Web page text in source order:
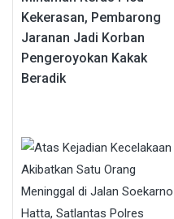
Kekerasan, Pembarong
Jaranan Jadi Korban
Pengeroyokan Kakak
Beradik